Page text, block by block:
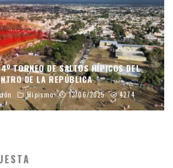
TORNEO DE SALTOS HÍPICOS DEL
DE LA REPÚBLICA
Hipismo 13/06/2025 4274